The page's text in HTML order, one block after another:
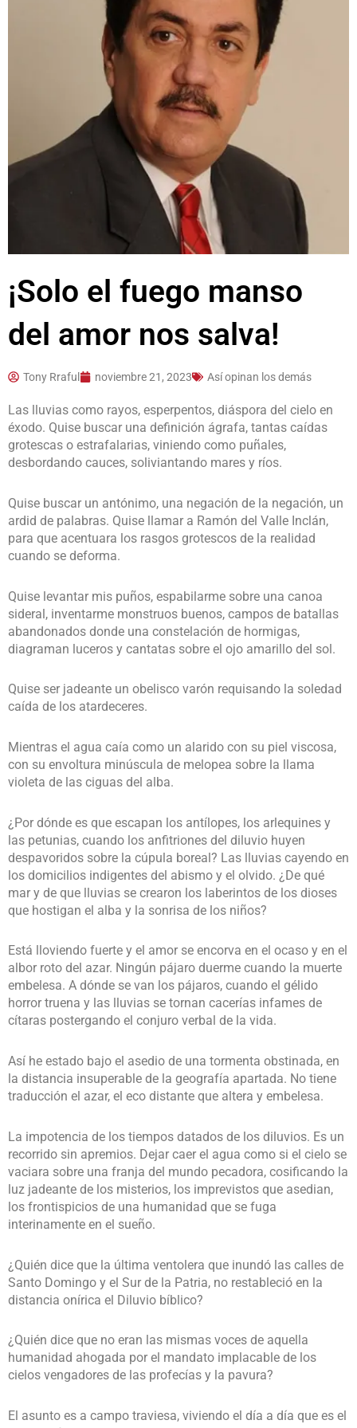
¡Solo el fuego manso
del amor nos salva!
Tony Rraful noviembre 21, 2023 Así opinan los demás
Las lluvias como rayos, esperpentos, diáspora del cielo en
éxodo. Quise buscar una definición ágrafa, tantas caídas
grotescas o estrafalarias, viniendo como puñales,
desbordando cauces, soliviantando mares y ríos.
Quise buscar un antónimo, una negación de la negación, un
ardid de palabras. Quise llamar a Ramón del Valle Inclán,
para que acentuara los rasgos grotescos de la realidad
cuando se deforma.
Quise levantar mis puños, espabilarme sobre una canoa
sideral, inventarme monstruos buenos, campos de batallas
abandonados donde una constelación de hormigas,
diagraman luceros y cantatas sobre el ojo amarillo del sol.
Quise ser jadeante un obelisco varón requisando la soledad
caída de los atardeceres.
Mientras el agua caía como un alarido con su piel viscosa,
con su envoltura minúscula de melopea sobre la llama
violeta de las ciguas del alba.
¿Por dónde es que escapan los antílopes, los arlequines y
las petunias, cuando los anfitriones del diluvio huyen
despavoridos sobre la cúpula boreal? Las lluvias cayendo en
los domicilios indigentes del abismo y el olvido. ¿De qué
mar y de que lluvias se crearon los laberintos de los dioses
que hostigan el alba y la sonrisa de los niños?
Está lloviendo fuerte y el amor se encorva en el ocaso y en el
albor roto del azar. Ningún pájaro duerme cuando la muerte
embelesa. A dónde se van los pájaros, cuando el gélido
horror truena y las lluvias se tornan cacerías infames de
cítaras postergando el conjuro verbal de la vida.
Así he estado bajo el asedio de una tormenta obstinada, en
la distancia insuperable de la geografía apartada. No tiene
traducción el azar, el eco distante que altera y embelesa.
La impotencia de los tiempos datados de los diluvios. Es un
recorrido sin apremios. Dejar caer el agua como si el cielo se
vaciara sobre una franja del mundo pecadora, cosificando la
luz jadeante de los misterios, los imprevistos que asedian,
los frontispicios de una humanidad que se fuga
interinamente en el sueño.
¿Quién dice que la última ventolera que inundó las calles de
Santo Domingo y el Sur de la Patria, no restableció en la
distancia onírica el Diluvio bíblico?
¿Quién dice que no eran las mismas voces de aquella
humanidad ahogada por el mandato implacable de los
cielos vengadores de las profecías y la pavura?
El asunto es a campo traviesa, viviendo el día a día que es el